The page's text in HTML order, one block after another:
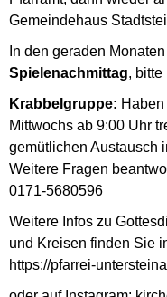
Gemeindehaus
In den geraden
Spielenachmittag, bitte
Krabbelgruppe:
Mittwochs ab 9:00 Uhr
gemütlichen Austausch
Weitere Fragen
0171-5680596
Weitere Infos zu
und Kreisen finden Sie
https://pfarrei-